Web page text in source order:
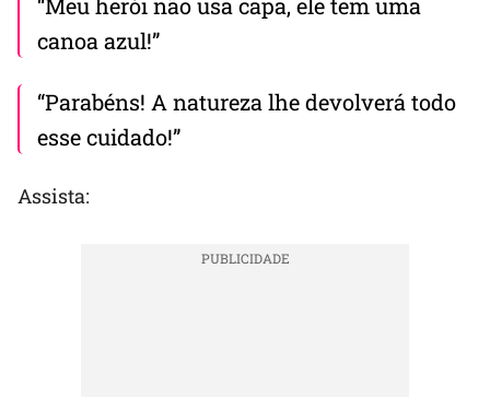
canoa azul!”
“Parabéns! A natureza lhe devolverá todo
esse cuidado!”
Assista: